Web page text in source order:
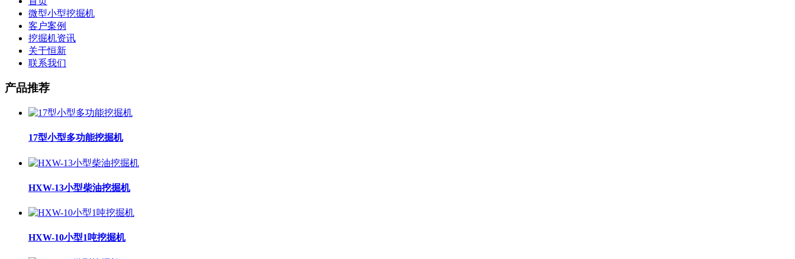
微型小型挖掘机
客户案例
挖掘机资讯
关于恒新
联系我们
产品推荐
17型小型多功能挖掘机
HXW-13小型柴油挖掘机
HXW-10小型1吨挖掘机